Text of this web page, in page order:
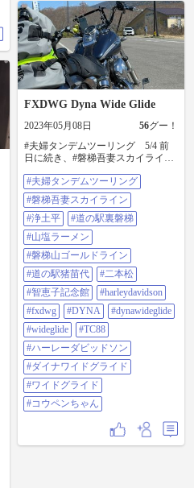
FXDWG Dyna Wide Glide
2023年05月08日 56グー！
#夫婦タンデムツーリング 5/4 前
日に続き、#磐梯吾妻スカイライン
す。 またまた絶景ルートを走って
#道の駅裏磐梯 へ。#山塩ラーメン
をいただきました。 #磐梯山ゴール
ドライン を下り、再び #道の駅猪
苗代 へ。 #二本松 方面へ向かい、#
智恵子記念館 を巡り、最高の1日が
終了。 #harleydavidson #fxdwg #dyna
#dynawideglide #wideglide #tc88 #ハ
ーレーダビッドソン #ダイナワイド
グライド #ワイドグライド #コウペ
ンちゃん
#夫婦タンデムツーリング
#磐梯吾妻スカイライン
#浄土平
#道の駅裏磐梯
#山塩ラーメン
#磐梯山ゴールドライン
#道の駅猪苗代
#二本松
#智恵子記念館
#harleydavidson
#fxdwg
#DYNA
#dynawideglide
#wideglide
#TC88
#ハーレーダビッドソン
#ダイナワイドグライド
#ワイドグライド
#コウペンちゃん